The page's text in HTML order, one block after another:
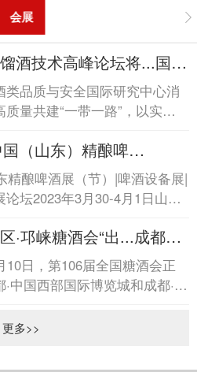
会展
酒技术高峰论坛将...国际
术高峰论坛将...
类品质与安全国际研究中心消
质量共建“一带一路”，以实际
术...（山东）精酿啤
中国（山东）精酿啤酒...
精酿啤酒展（节）|啤酒设备展|
论坛2023年3月30-4月1日山东
酒市场的...
·邛崃糖酒会“出...成都产
糖酒会“出...
日，第106届全国糖酒会正
·中国西部国际博览城和成都·世
...
更多>>